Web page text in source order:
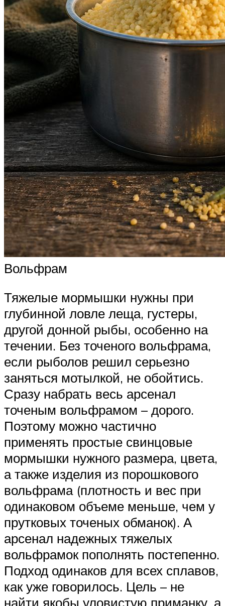
Вольфрам
Тяжелые мормышки нужны при
глубинной ловле леща, густеры,
другой донной рыбы, особенно на
течении. Без точеного вольфрама,
если рыболов решил серьезно
заняться мотылкой, не обойтись.
Сразу набрать весь арсенал
точеным вольфрамом – дорого.
Поэтому можно частично
применять простые свинцовые
мормышки нужного размера, цвета,
а также изделия из порошкового
вольфрама (плотность и вес при
одинаковом объеме меньше, чем у
прутковых точеных обманок). А
арсенал надежных тяжелых
вольфрамок пополнять постепенно.
Подход одинаков для всех сплавов,
как уже говорилось. Цель – не
найти якобы уловистую приманку, а